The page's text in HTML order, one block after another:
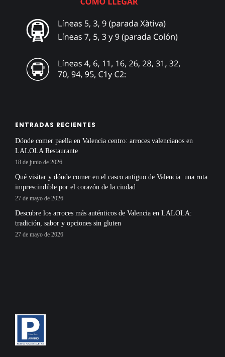
ENTRADAS RECIENTES
Dónde comer paella en Valencia centro: arroces valencianos en
LALOLA Restaurante
18 de junio de 2026
Qué visitar y dónde comer en el casco antiguo de Valencia: una ruta
imprescindible por el corazón de la ciudad
27 de mayo de 2026
Descubre los arroces más auténticos de Valencia en LALOLA:
tradición, sabor y opciones sin gluten
27 de mayo de 2026